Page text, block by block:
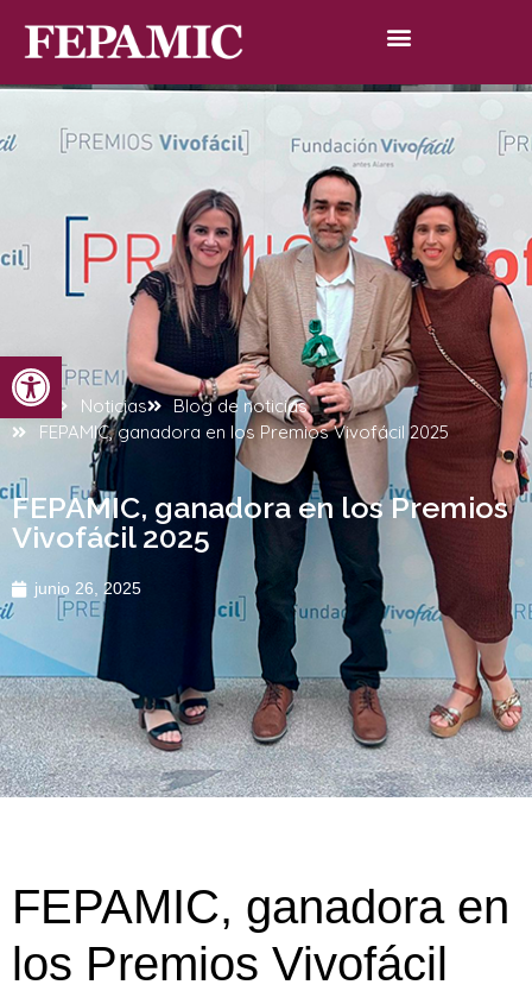
Abrir barra de herramientas
Inicio Noticias
Blog de noticias
FEPAMIC, ganadora en los Premios Vivofácil 2025
FEPAMIC, ganadora en los Premios
Vivofácil 2025
junio 26, 2025
FEPAMIC, ganadora en
los Premios Vivofácil